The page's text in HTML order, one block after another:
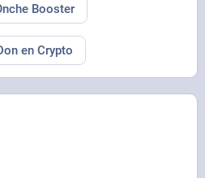
Booster
en Crypto